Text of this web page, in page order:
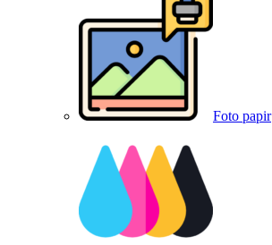
Foto papir